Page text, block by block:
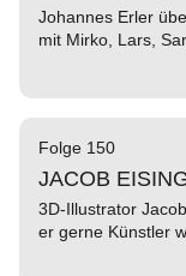
Johannes Erler
mit Mirko, Lars,
Folge 150
JACOB
3D-Illustrator
er gerne Künstler